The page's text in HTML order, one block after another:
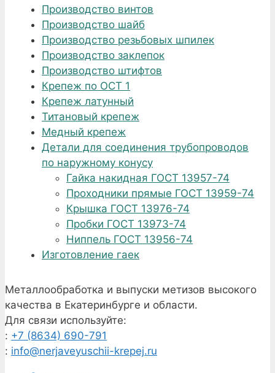
Производство винтов
Производство шайб
Производство резьбовых шпилек
Производство заклепок
Производство штифтов
Крепеж по ОСТ 1
Крепеж латунный
Титановый крепеж
Медный крепеж
Детали для соединения трубопроводов
по наружному конусу
Гайка накидная ГОСТ 13957-74
Проходники прямые ГОСТ 13959-74
Крышка ГОСТ 13976-74
Пробки ГОСТ 13973-74
Ниппель ГОСТ 13956-74
Изготовление гаек
Металлообработка и выпуски метизов высокого
качества в Екатеринбурге и области.
Для связи используйте:
: +7 (8634) 690-791
: info@nerjaveyuschii-krepej.ru